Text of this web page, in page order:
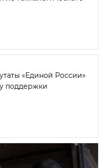
«Единой России»
поддержки